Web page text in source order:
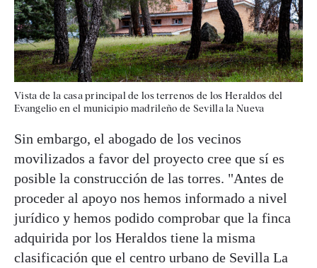
Vista de la casa principal de los terrenos de los Heraldos del
Evangelio en el municipio madrileño de Sevilla la Nueva
Sin embargo, el abogado de los vecinos
movilizados a favor del proyecto cree que sí es
posible la construcción de las torres. "Antes de
proceder al apoyo nos hemos informado a nivel
jurídico y hemos podido comprobar que la finca
adquirida por los Heraldos tiene la misma
clasificación que el centro urbano de Sevilla La